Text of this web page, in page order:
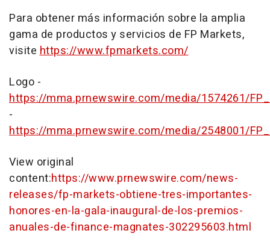
Para obtener más información sobre la amplia
gama de productos y servicios de FP Markets,
visitehttps://www.fpmarkets.com/
Logo -
https://mma.prnewswire.com/media/1574261/
-
https://mma.prnewswire.com/media/2548001/
View original
content:https://www.prnewswire.com/news-
releases/fp-markets-obtiene-tres-importantes-
honores-en-la-gala-inaugural-de-los-premios-
anuales-de-finance-magnates-302295603.html